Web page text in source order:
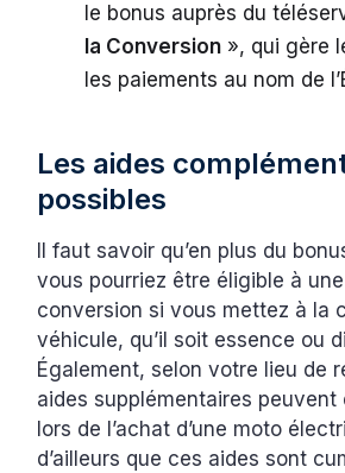
le bonus auprès du
la Conversion », qui gère
les paiements au nom de
Les aides
possibles
Il faut savoir qu’en plus du
vous pourriez être éligible à
conversion si vous mettez à la
véhicule, qu’il soit essence ou
Également, selon votre lieu de
aides supplémentaires peuvent
lors de l’achat d’une moto
d’ailleurs que ces aides sont